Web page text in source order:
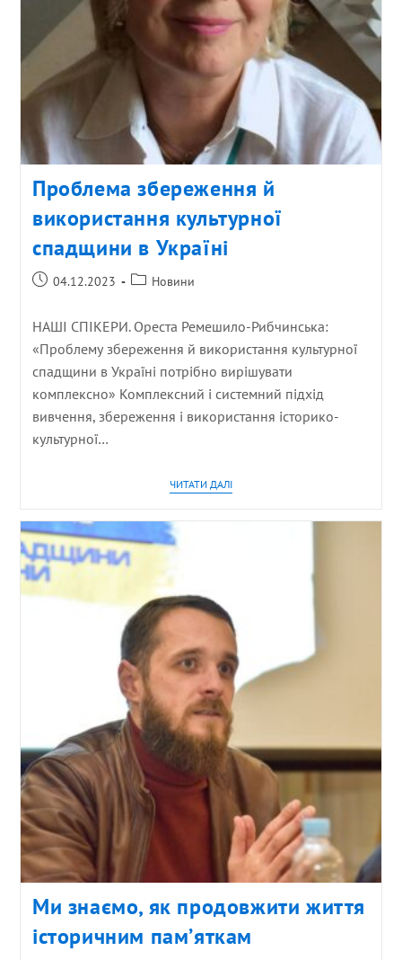
Проблема збереження й
використання культурної
спадщини в Україні
04.12.2023 Новини
НАШІ СПІКЕРИ. Ореста Ремешило-Рибчинська:
«Проблему збереження й використання культурної
спадщини в Україні потрібно вирішувати
комплексно» Комплексний і системний підхід
вивчення, збереження і використання історико-
культурної…
ЧИТАТИ ДАЛІ
Ми знаємо, як продовжити життя
історичним пам’яткам